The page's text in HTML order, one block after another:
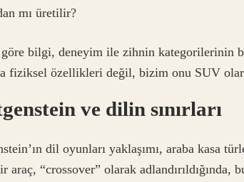
mı üretilir?
göre bilgi, deneyim ile zihnin kategorilerinin
fiziksel özellikleri değil, bizim onu SUV
ve dilin sınırları
dil oyunları yaklaşımı, araba kasa
araç, “crossover” olarak